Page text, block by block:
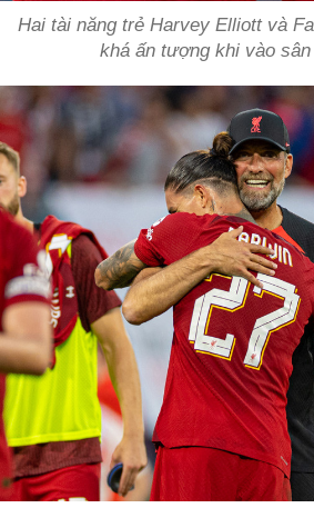
Hai tài năng trẻ Harvey Elliott và
khá ấn tượng khi vào